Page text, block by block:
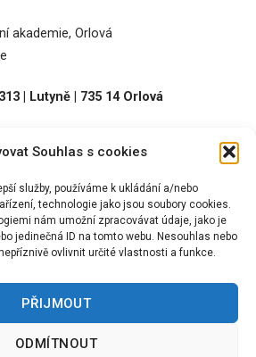
Souhlas s cookies
služby, používáme k ukládání a/nebo
technologie jako jsou soubory cookies.
nám umožní zpracovávat údaje, jako je
jedinečná ID na tomto webu. Nesouhlas nebo
ovlivnit určité vlastnosti a funkce.
PŘIJMOUT
ODMÍTNOUT
akademie, Orlová
| Lutyně | 735 14 Orlová
©